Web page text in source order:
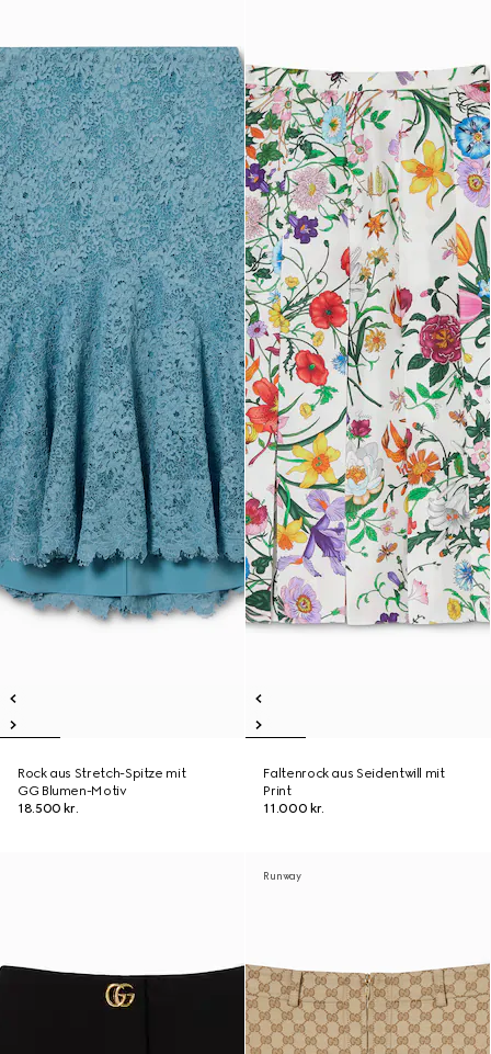
Rock aus Stretch-Spitze mit
GG Blumen-Motiv
18.500 kr.
Faltenrock aus Seidentwill mit
Print
11.000 kr.
Runway